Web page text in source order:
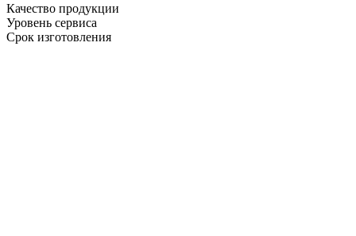
Качество продукции
Уровень сервиса
Срок изготовления